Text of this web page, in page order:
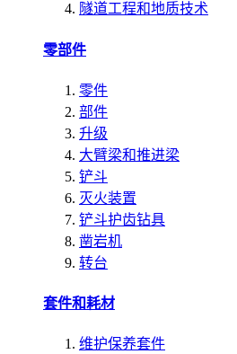
隧道工程和地质技术
零部件
零件
部件
升级
大臂梁和推进梁
铲斗
灭火装置
铲斗护齿钻具
凿岩机
转台
套件和耗材
维护保养套件